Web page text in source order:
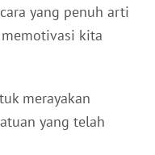
yang penuh arti
kita
merayakan
yang telah